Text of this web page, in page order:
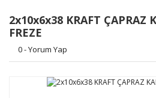
2x10x6x38 KRAFT ÇAPRAZ
FREZE
0 - Yorum Yap